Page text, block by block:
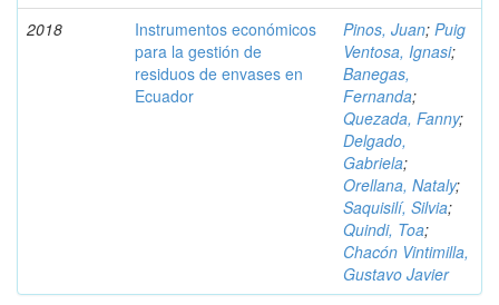
2018
Instrumentos económicos
para la gestión de
residuos de envases en
Ecuador
Pinos, Juan; Puig
Ventosa, Ignasi;
Banegas,
Fernanda;
Quezada, Fanny;
Delgado,
Gabriela;
Orellana, Nataly;
Saquisilí, Silvia;
Quindi, Toa;
Chacón Vintimilla,
Gustavo Javier